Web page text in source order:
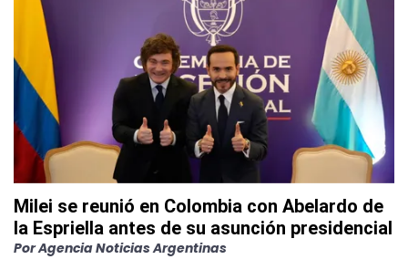
Milei se reunió en Colombia con Abelardo de
la Espriella antes de su asunción presidencial
PorAgencia Noticias Argentinas